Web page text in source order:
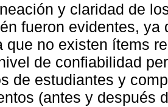
y claridad de
fueron evidentes, ya
que no existen ítems
de confiabilidad
de estudiantes y
(antes y después